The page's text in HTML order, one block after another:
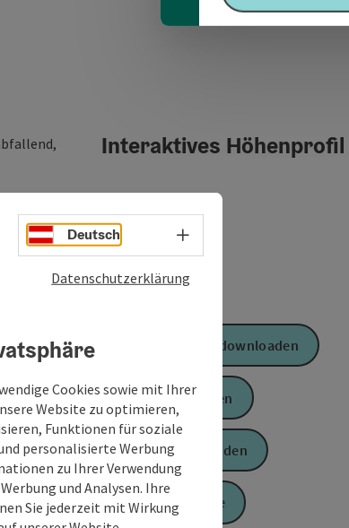
Interaktives Höhenprofil
GPS Daten downloaden
PDF erstellen
Anfrage senden
Zur Website
Deutsch Sprachwahl - Menü öffnen
Datenschutzerklärung
Cookies sowie mit Ihrer
Website zu optimieren,
Funktionen für soziale
personalisierte Werbung
zu Ihrer Verwendung
und Analysen. Ihre
Sie jederzeit mit Wirkung